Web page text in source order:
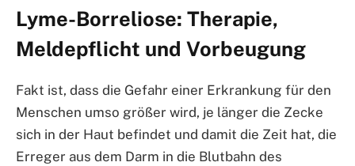
Lyme-Borreliose: Therapie,
Meldepflicht und Vorbeugung
Fakt ist, dass die Gefahr einer Erkrankung für den
Menschen umso größer wird, je länger die Zecke
sich in der Haut befindet und damit die Zeit hat, die
Erreger aus dem Darm in die Blutbahn des